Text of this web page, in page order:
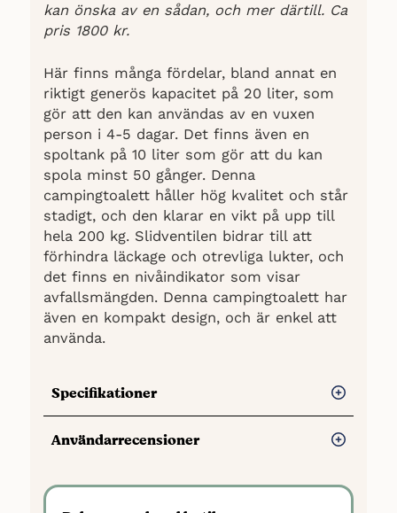
Mått: 130 × 130 × 210 cm
Täckt tak för avskildhet
Två förvaringsfack
Stor dragkedjedörr
Golvlös design
Ingår:
kan önska av en sådan, och mer därtill. Ca
pris 1800 kr.
Här finns många fördelar, bland annat en
riktigt generös kapacitet på 20 liter, som
gör att den kan användas av en vuxen
person i 4-5 dagar. Det finns även en
spoltank på 10 liter som gör att du kan
spola minst 50 gånger. Denna
campingtoalett håller hög kvalitet och står
stadigt, och den klarar en vikt på upp till
hela 200 kg. Slidventilen bidrar till att
förhindra läckage och otrevliga lukter, och
det finns en nivåindikator som visar
avfallsmängden. Denna campingtoalett har
även en kompakt design, och är enkel att
använda.
Specifikationer
Kapacitet: 20 liter
Färg: Grå
Mått: 41,5 x 36,5 x 42 cm
Användarrecensioner